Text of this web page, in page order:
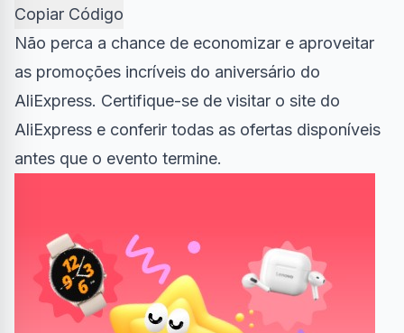
Copiar Código
Não perca a chance de economizar e aproveitar
as promoções incríveis do aniversário do
AliExpress. Certifique-se de visitar o site do
AliExpress e conferir todas as ofertas disponíveis
antes que o evento termine.